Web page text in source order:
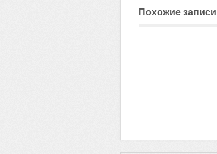
Похожие записи